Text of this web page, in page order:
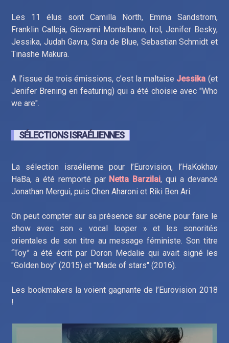
Les 11 élus sont Camilla North, Emma Sandstrom,
Franklin Calleja, Giovanni Montalbano, Irol, Jenifer Besky,
Jessika, Judah Gavra, Sara de Blue, Sebastian Schmidt et
Tinashe Makura.
A l’issue de trois émissions, c’est la maltaise Jessika (et
Jenifer Brening en featuring) qui a été choisie avec "Who
we are".
SÉLECTIONS ISRAÉLIENNES
La sélection israélienne pour l’Eurovision, l’HaKokhav
HaBa, a été remporté par Netta Barzilai, qui a devancé
Jonathan Mergui, puis Chen Aharoni et Riki Ben Ari.
On peut compter sur sa présence sur scène pour faire le
show avec son « vocal looper » et les sonorités
orientales de son titre au message féministe. Son titre
“Toy” a été écrit par Doron Medalie qui avait signé les
"Golden boy" (2015) et "Made of stars" (2016).
Les bookmakers la voient gagnante de l’Eurovision 2018
!